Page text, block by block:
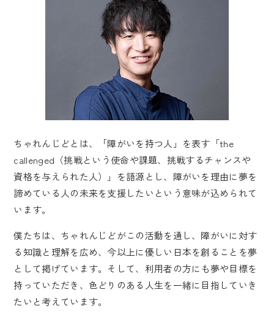
ちゃれんじどとは、「障がいを持つ人」を表す「the
callenged（挑戦という使命や課題、挑戦するチャンスや
資格を与えられた人）」を語源とし、障がいを理由に夢を
諦めている人の未来を支援したいという意味が込められて
います。
僕たちは、ちゃれんじどがこの活動を通し、障がいに対す
る知識と理解を広め、今以上に優しい日本を創ることを夢
として掲げています。 そして、利用者の方にも夢や目標を
持っていただき、色どりのある人生を一緒に目指していき
たいと考えています。